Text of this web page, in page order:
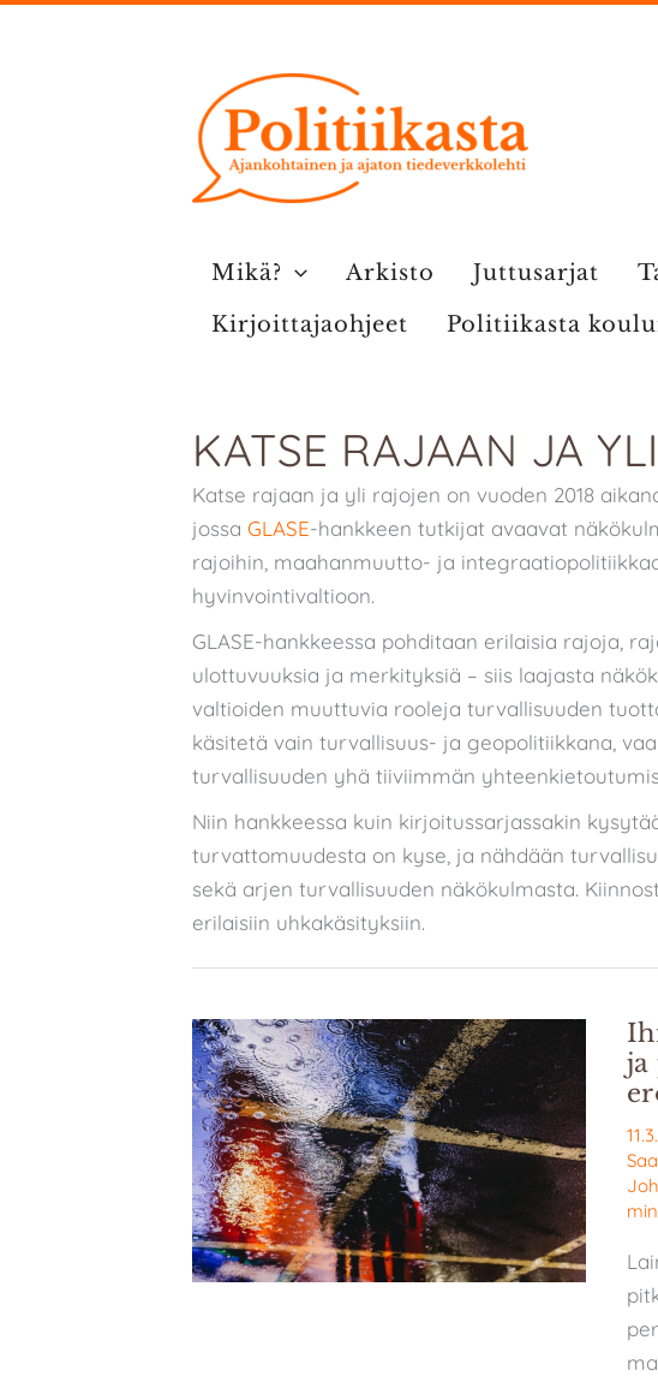
Mikä? Arkisto Juttusarjat
Kirjoittajaohjeet
Politiikasta
KATSE RAJAAN JA
Katse rajaan ja yli rajojen on vuoden 2018
jossa GLASE-hankkeen tutkijat avaavat
rajoihin, maahanmuutto- ja
hyvinvointivaltioon.
GLASE-hankkeessa pohditaan erilaisia rajoja,
ulottuvuuksia ja merkityksiä – siis laajasta
valtioiden muuttuvia rooleja turvallisuuden
käsitetä vain turvallisuus- ja geopolitiikkana,
turvallisuuden yhä tiiviimmän
Niin hankkeessa kuin kirjoitussarjassakin
turvattomuudesta on kyse, ja nähdään
sekä arjen turvallisuuden näkökulmasta.
erilaisiin uhkakäsityksiin.
ja